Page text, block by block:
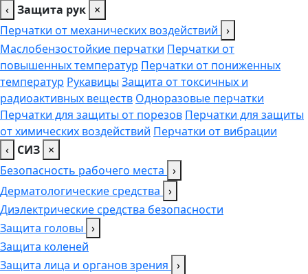
‹ Защита рук ×
Перчатки от механических воздействий ›
Маслобензостойкие перчатки Перчатки от
повышенных температур Перчатки от пониженных
температур Рукавицы Защита от токсичных и
радиоактивных веществ Одноразовые перчатки
Перчатки для защиты от порезов Перчатки для защиты
от химических воздействий Перчатки от вибрации
‹ СИЗ ×
Безопасность рабочего места ›
Дерматологические средства ›
Диэлектрические средства безопасности
Защита головы ›
Защита коленей
Защита лица и органов зрения ›